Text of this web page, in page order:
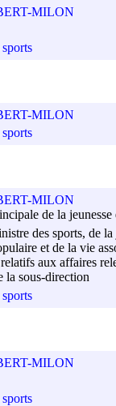
MILON
MILON
MILON
de la jeunesse
des sports, de la
et de la vie
aux affaires
la sous-direction
MILON